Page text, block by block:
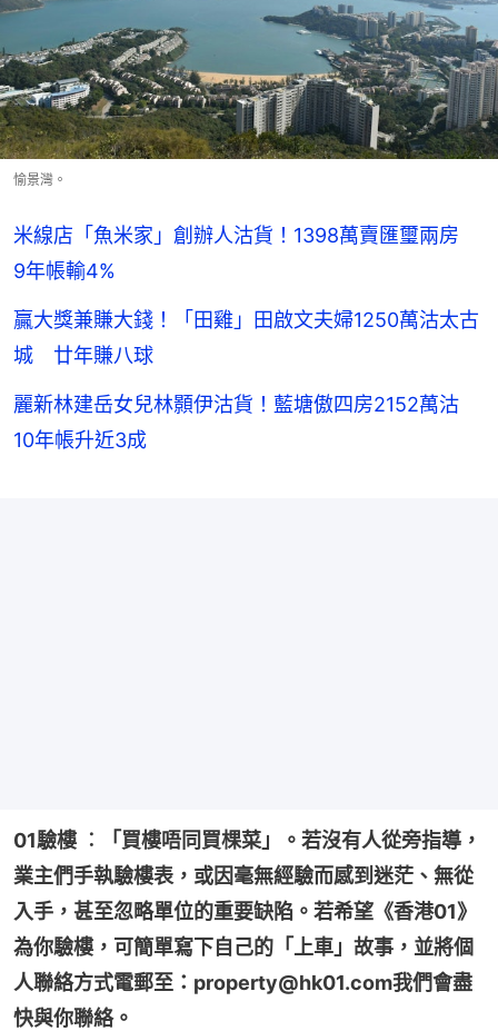
愉景灣。
米線店「魚米家」創辦人沽貨！1398萬賣匯璽兩房
9年帳輸4%
贏大獎兼賺大錢！「田雞」田啟文夫婦1250萬沽太古
城 廿年賺八球
麗新林建岳女兒林顥伊沽貨！藍塘傲四房2152萬沽
10年帳升近3成
01驗樓 ︰「買樓唔同買棵菜」。若沒有人從旁指導，
業主們手執驗樓表，或因毫無經驗而感到迷茫、無從
入手，甚至忽略單位的重要缺陷。若希望《香港01》
為你驗樓，可簡單寫下自己的「上車」故事，並將個
人聯絡方式電郵至：property@hk01.com我們會盡
快與你聯絡。